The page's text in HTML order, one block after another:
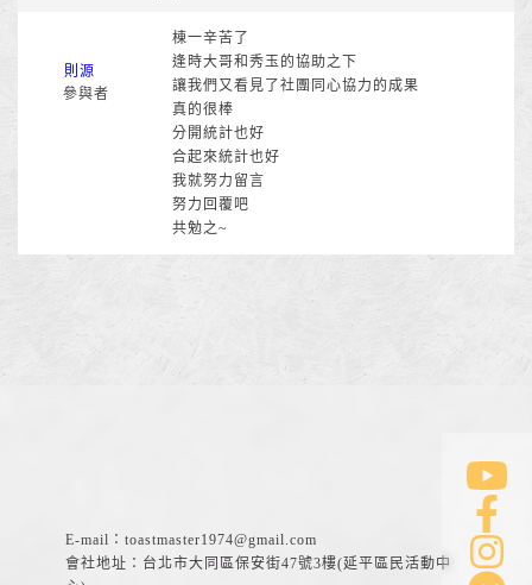
則源
參與者
棟一辛苦了
逢時大哥和秀玉的協助之下
讓我們又看見了社團同心協力的成果
真的很棒
分開統計也好
合起來統計也好
我就努力留言
努力回覆吧
共勉之~
E-mail： toastmaster1974@gmail.com
會社地址：台北市大同區保安街47號3樓(延平區民活動中